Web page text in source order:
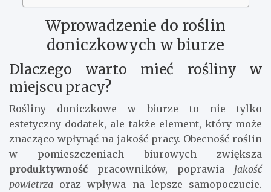
Wprowadzenie do roślin
doniczkowych w biurze
Dlaczego warto mieć rośliny w
miejscu pracy?
Rośliny doniczkowe w biurze to nie tylko
estetyczny dodatek, ale także element, który może
znacząco wpłynąć na jakość pracy. Obecność roślin
w pomieszczeniach biurowych zwiększa
produktywność pracowników, poprawia jakość
powietrza oraz wpływa na lepsze samopoczucie.